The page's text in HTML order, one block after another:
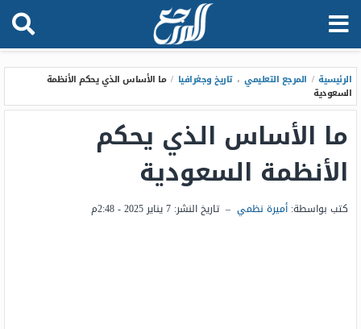
الرئيسية / المرجع التعليمي ، تاريخ وجغرافيا / ما الأساس الذي يحكم الأنظمة
السعودية
ما الأساس الذي يحكم
الأنظمة السعودية
كتب بواسطة: أميرة نظمي – تاريخ النشر: 7 يناير 2025 - 2:48م